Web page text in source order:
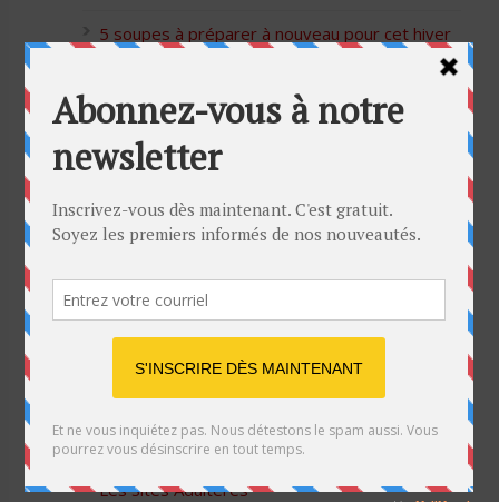
5 soupes à préparer à nouveau pour cet hiver
5 idées cadeaux Moulinex pour votre mère
pour l’Action de Grâce
Blague de café: Une femme infidèle trompe
son mari
Listes des Sites de Rencontre
Les Sites Libertins
Les Apps pour les Couples Échangistes
Les Sites Adultères